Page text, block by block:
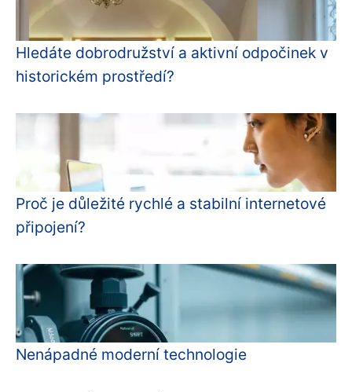
Hledáte dobrodružství a aktivní odpočinek v
historickém prostředí?
Proč je důležité rychlé a stabilní internetové
připojení?
Nenápadné moderní technologie